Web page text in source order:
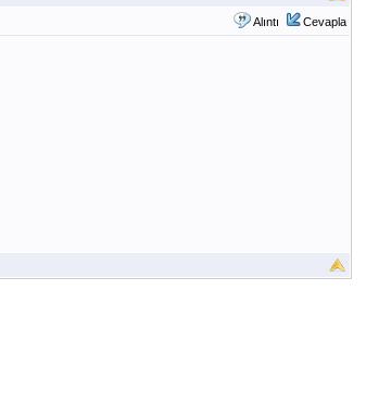
Alıntı Cevapla